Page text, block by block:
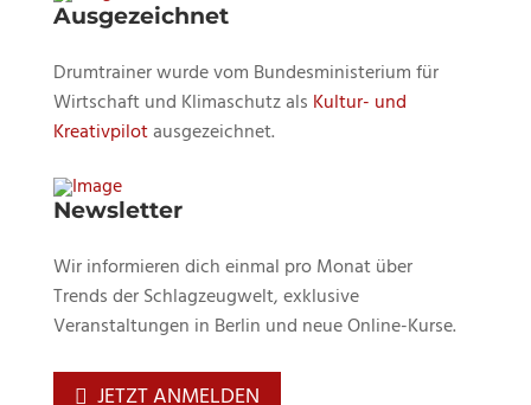
Ausgezeichnet
Drumtrainer wurde vom Bundesministerium für
Wirtschaft und Klimaschutz als Kultur- und
Kreativpilotausgezeichnet.
Newsletter
Wir informieren dich einmal pro Monat über
Trends der Schlagzeugwelt, exklusive
Veranstaltungen in Berlin und neue Online-Kurse.
JETZT ANMELDEN